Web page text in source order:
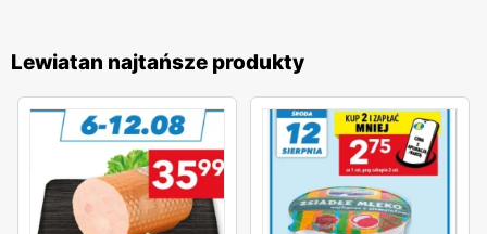
Lewiatan najtańsze produkty